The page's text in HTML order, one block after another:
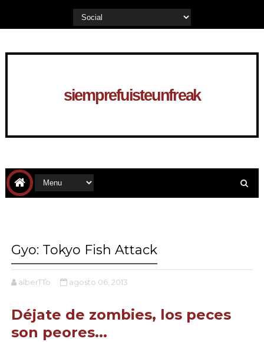
siemprefuisteunfreak
Gyo: Tokyo Fish Attack
alberTTo agosto 06, 2013
Déjate de zombies, los peces
son peores...